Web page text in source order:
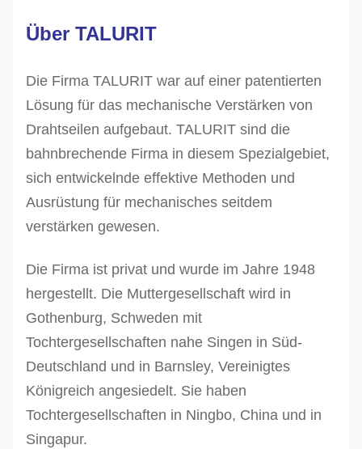
Über TALURIT
Die Firma TALURIT war auf einer patentierten
Lösung für das mechanische Verstärken von
Drahtseilen aufgebaut. TALURIT sind die
bahnbrechende Firma in diesem Spezialgebiet,
sich entwickelnde effektive Methoden und
Ausrüstung für mechanisches seitdem
verstärken gewesen.
Die Firma ist privat und wurde im Jahre 1948
hergestellt. Die Muttergesellschaft wird in
Gothenburg, Schweden mit
Tochtergesellschaften nahe Singen in Süd-
Deutschland und in Barnsley, Vereinigtes
Königreich angesiedelt. Sie haben
Tochtergesellschaften in Ningbo, China und in
Singapur.